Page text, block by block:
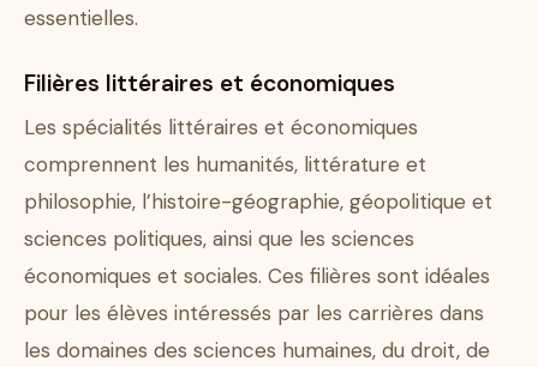
essentielles.
Filières littéraires et économiques
Les spécialités littéraires et économiques
comprennent les humanités, littérature et
philosophie, l’histoire-géographie, géopolitique et
sciences politiques, ainsi que les sciences
économiques et sociales. Ces filières sont idéales
pour les élèves intéressés par les carrières dans
les domaines des sciences humaines, du droit, de